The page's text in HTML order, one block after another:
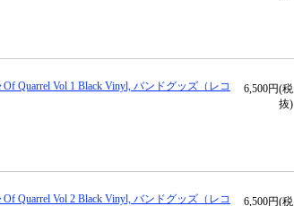
Of Quarrel Vol 1 Black Vinyl, バンドグッズ（レコ
6,500円(税
抜)
Of Quarrel Vol 2 Black Vinyl, バンドグッズ（レコ
6,500円(税